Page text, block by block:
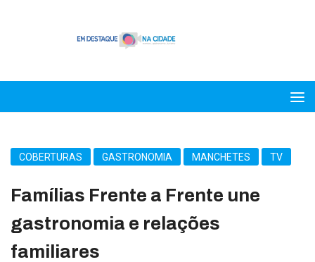
COBERTURAS GASTRONOMIA MANCHETES TV
Famílias Frente a Frente une
gastronomia e relações
familiares